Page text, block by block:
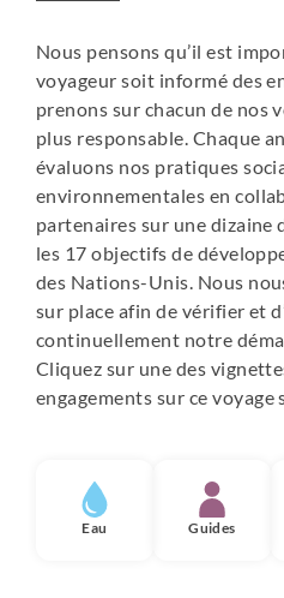
Nous pensons qu’il est
voyageur soit informé des
prenons sur chacun de nos
plus responsable. Chaque
évaluons nos pratiques
environnementales en
partenaires sur une dizaine
les 17 objectifs de
des Nations-Unis. Nous
sur place afin de vérifier et
continuellement notre
Cliquez sur une des
engagements sur ce voyage
Eau Guides